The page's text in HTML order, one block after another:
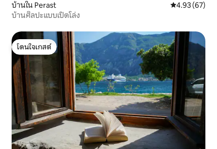
บ้านใน Perast คะแนนเฉลี่ย
4.93 (67)
บ้านศิลปะแบบเปิดโล่ง
โดนใจเกสต์
โดนใจเกสต์